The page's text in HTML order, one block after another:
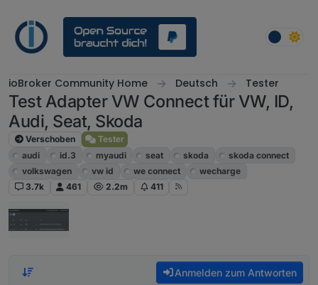
ioBroker Community Home Deutsch Tester
Test Adapter VW Connect für VW, ID,
Audi, Seat, Skoda
Verschoben
Tester
audi
id.3 myaudi seat skoda
skoda connect
volkswagen
vw id we connect
wecharge
3.7k
461 2.2m 411
Anmelden zum Antworten